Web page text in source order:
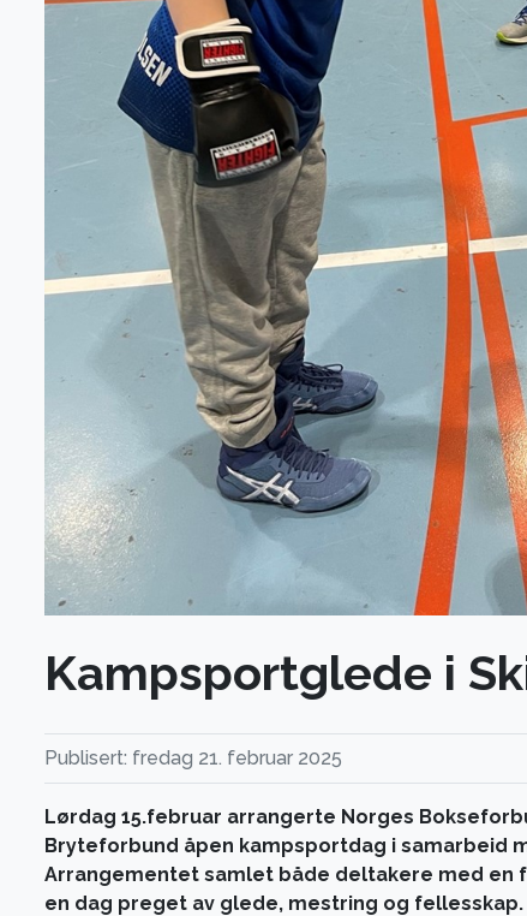
Kampsportglede i
Publisert: fredag 21. februar 2025
Lørdag 15.februar arrangerte Norges
Bryteforbund åpen kampsportdag i samarbeid
Arrangementet samlet både deltakere med
en dag preget av glede, mestring og fellesskap.